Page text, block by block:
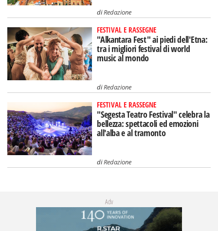
diRedazione
FESTIVAL E RASSEGNE
"Alkantara Fest" ai piedi dell'Etna:
tra i migliori festival di world
music al mondo
diRedazione
FESTIVAL E RASSEGNE
"Segesta Teatro Festival" celebra la
bellezza: spettacoli ed emozioni
all'alba e al tramonto
diRedazione
Adv